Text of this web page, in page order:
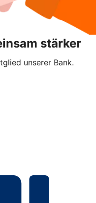
stärker
unserer Bank.